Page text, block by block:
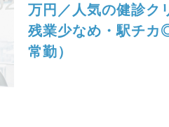
万円／人気の健診
残業少なめ・駅チカ
常勤）